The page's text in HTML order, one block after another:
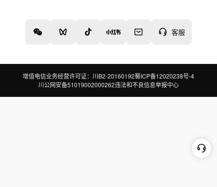
客服
增值电信业务经营许可证：川B2-20160192蜀ICP备12020238号-4
川公网安备51019002000262违法和不良信息举报中心